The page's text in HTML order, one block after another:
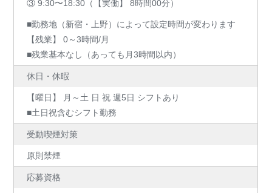
③ 9:30〜18:30（【実働】 8時間00分）
■勤務地（新宿・上野）によって設定時間が変わります
【残業】 0～3時間/月
■残業基本なし（あっても月3時間以内）
休日・休暇
【曜日】 月～土 日 祝 週5日 シフトあり
■土日祝含むシフト勤務
受動喫煙対策
原則禁煙
応募資格